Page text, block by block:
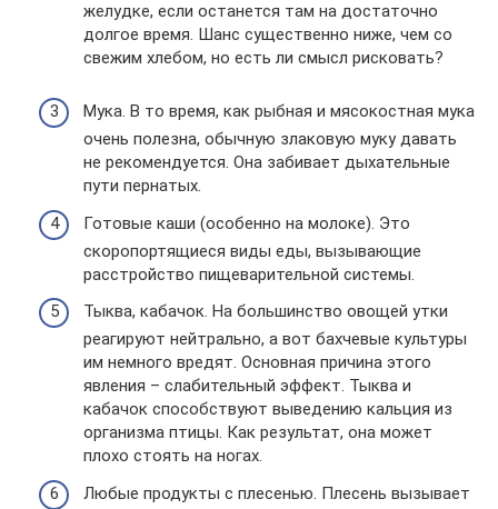
желудке, если останется там на достаточно
долгое время. Шанс существенно ниже, чем со
свежим хлебом, но есть ли смысл рисковать?
Мука. В то время, как рыбная и мясокостная мука
очень полезна, обычную злаковую муку давать
не рекомендуется. Она забивает дыхательные
пути пернатых.
Готовые каши (особенно на молоке). Это
скоропортящиеся виды еды, вызывающие
расстройство пищеварительной системы.
Тыква, кабачок. На большинство овощей утки
реагируют нейтрально, а вот бахчевые культуры
им немного вредят. Основная причина этого
явления – слабительный эффект. Тыква и
кабачок способствуют выведению кальция из
организма птицы. Как результат, она может
плохо стоять на ногах.
Любые продукты с плесенью. Плесень вызывает